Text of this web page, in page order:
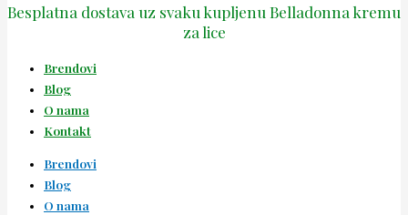
Besplatna dostava uz svaku kupljenu Belladonna kremu
za lice
Brendovi
Blog
O nama
Kontakt
Brendovi
Blog
O nama